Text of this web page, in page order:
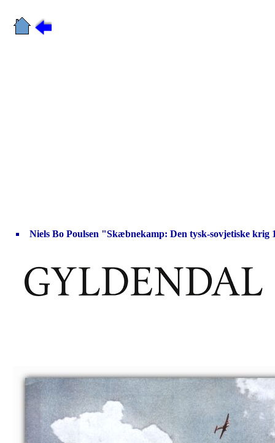
Niels Bo Poulsen "Skæbnekamp: Den tysk-sovjetiske krig